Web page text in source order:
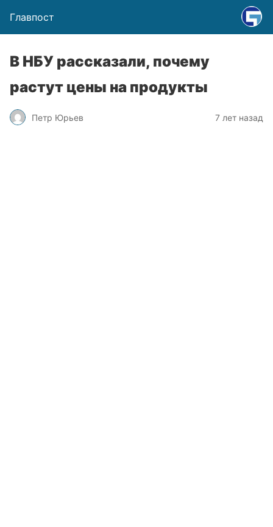
Главпост
В НБУ рассказали, почему
растут цены на продукты
Петр Юрьев 7 лет назад